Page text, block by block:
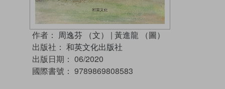
作者： 周逸芬 （文） | 黃進龍 （圖）
出版社： 和英文化出版社
出版日期： 06/2020
國際書號： 9789869808583